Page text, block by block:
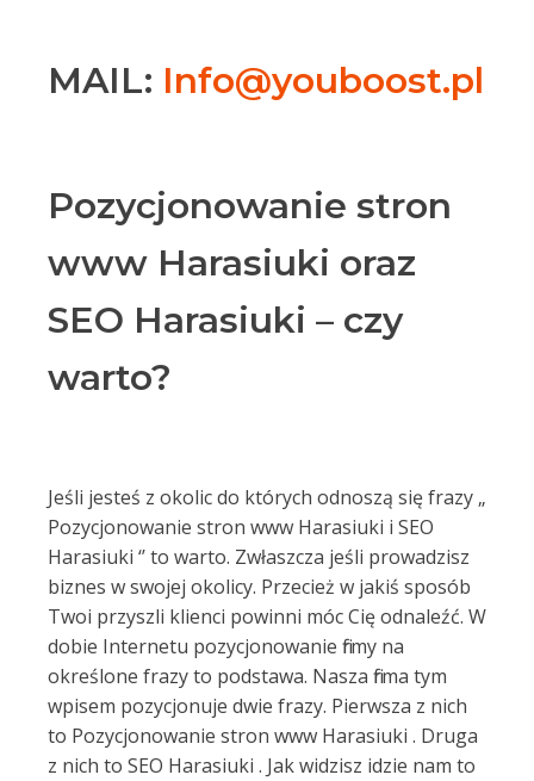
MAIL: Info@youboost.pl
Pozycjonowanie stron
www Harasiuki oraz
SEO Harasiuki – czy
warto?
Jeśli jesteś z okolic do których odnoszą się frazy „
Pozycjonowanie stron www Harasiuki i SEO
Harasiuki ‘’ to warto. Zwłaszcza jeśli prowadzisz
biznes w swojej okolicy. Przecież w jakiś sposób
Twoi przyszli klienci powinni móc Cię odnaleźć. W
dobie Internetu pozycjonowanie firmy na
określone frazy to podstawa. Nasza firma tym
wpisem pozycjonuje dwie frazy. Pierwsza z nich
to Pozycjonowanie stron www Harasiuki . Druga
z nich to SEO Harasiuki . Jak widzisz idzie nam to